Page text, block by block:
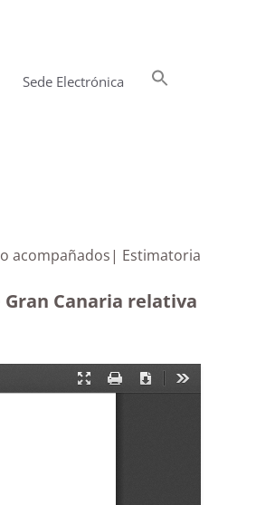
Sede Electrónica
acompañados| Estimatoria
Canaria relativa